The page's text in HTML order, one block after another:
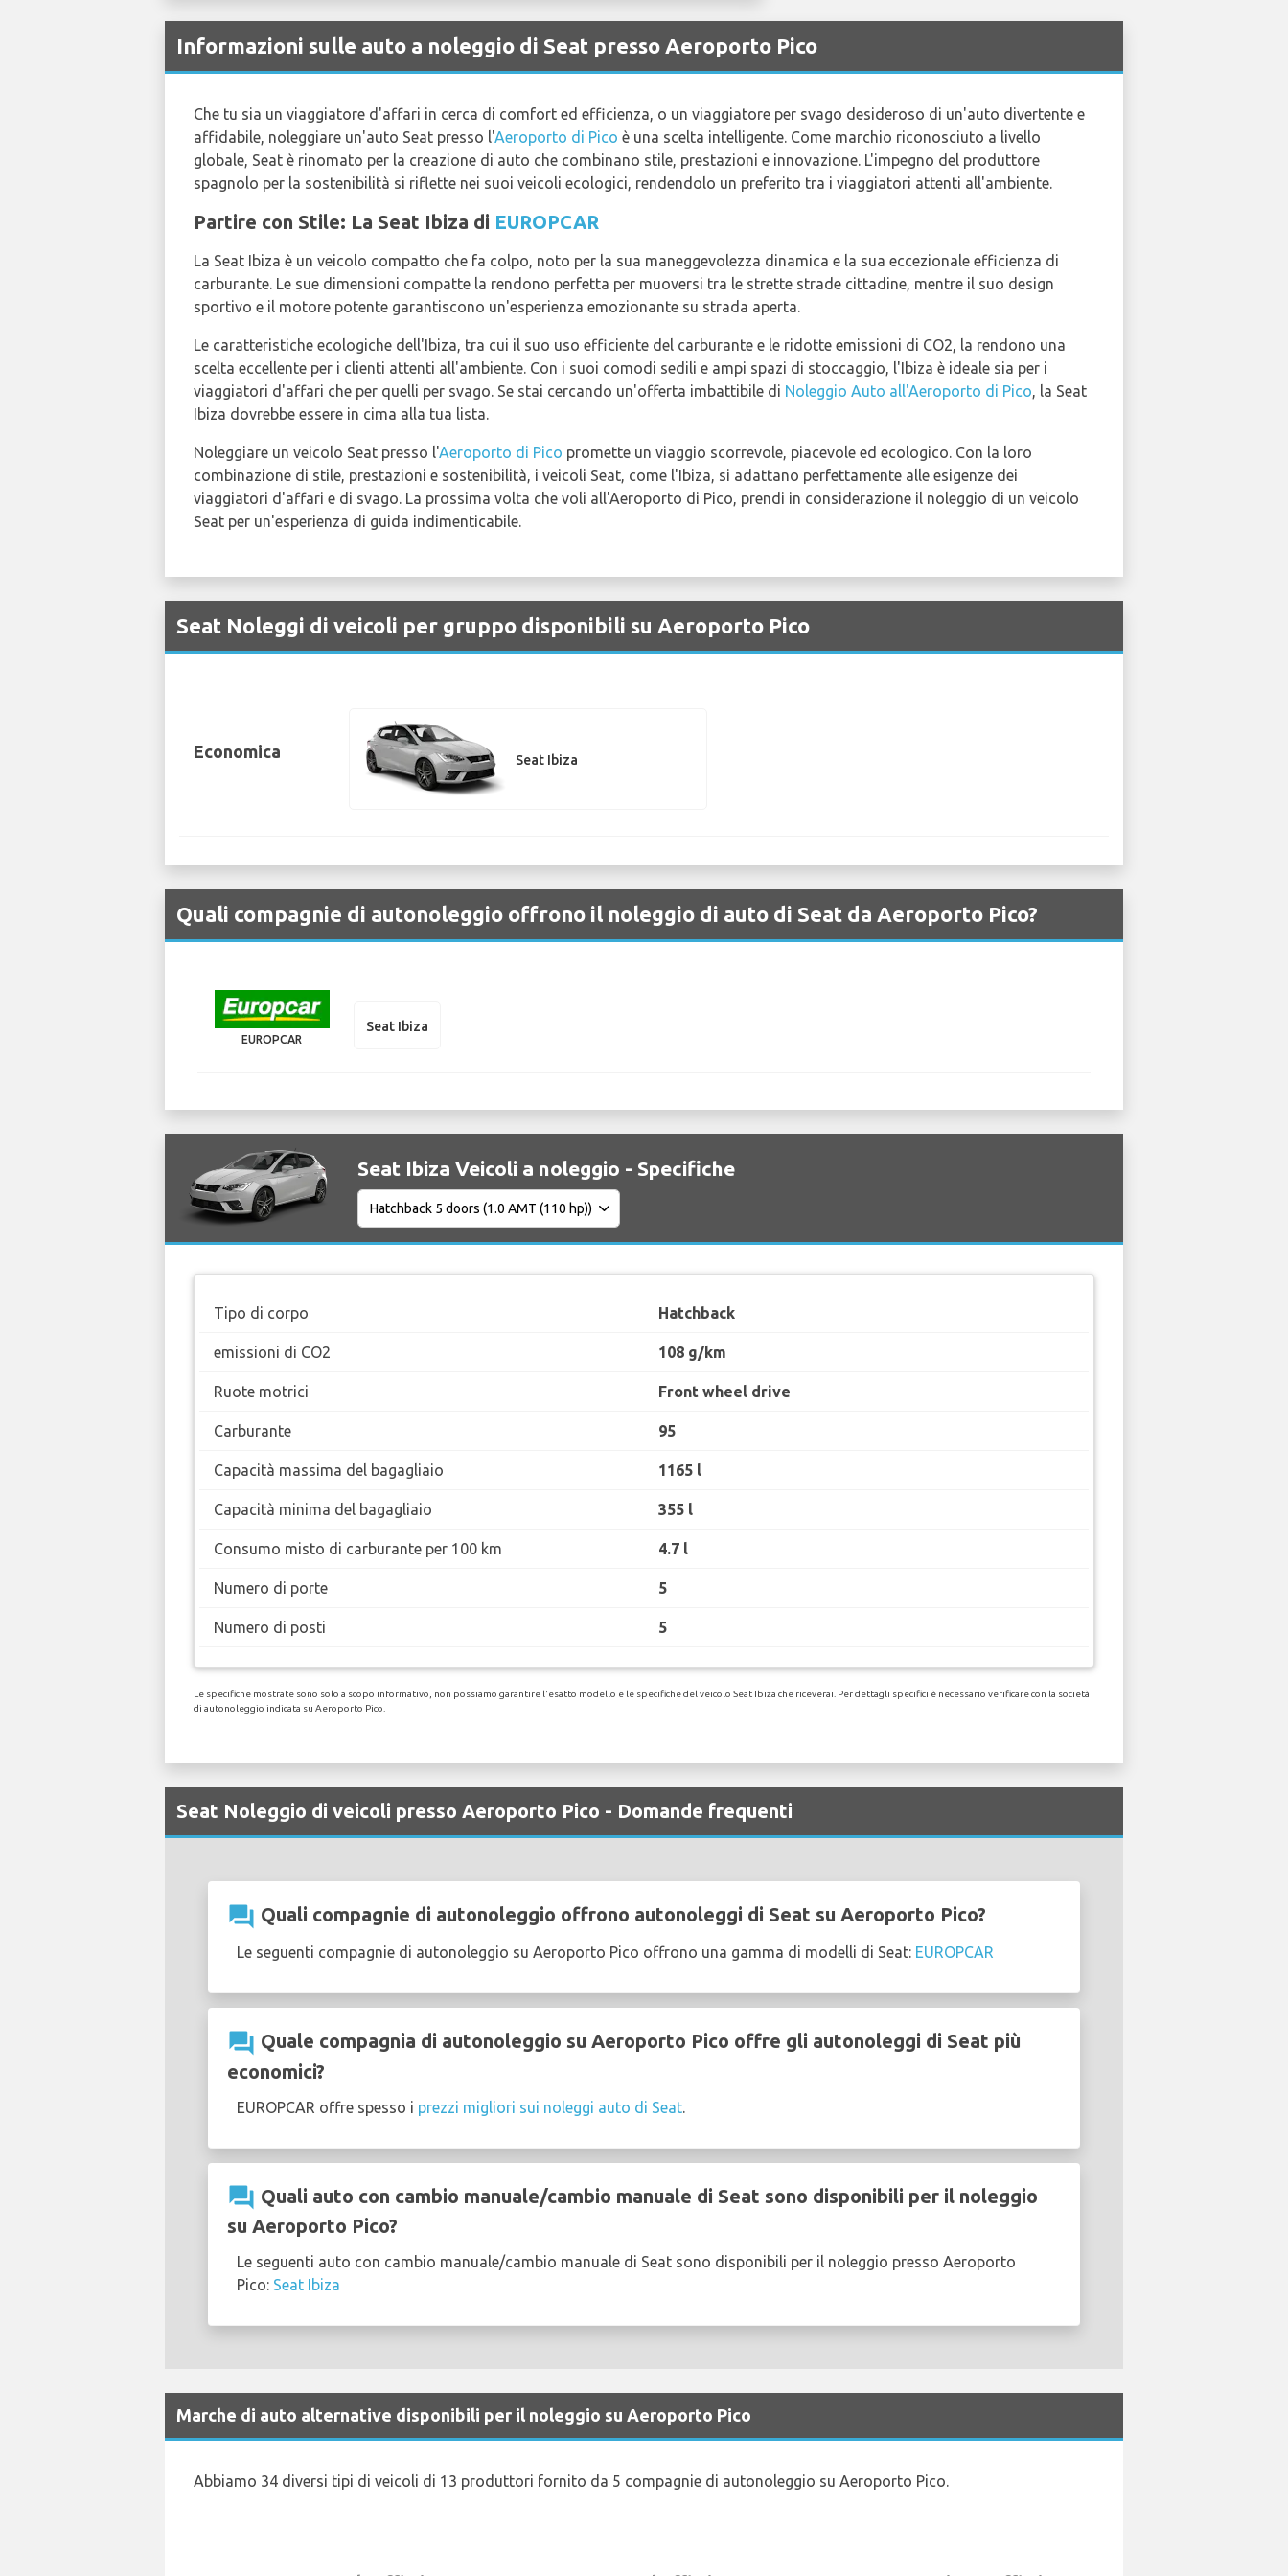
Informazioni sulle auto a noleggio di Seat presso Aeroporto Pico
Che tu sia un viaggiatore d'affari in cerca di comfort ed efficienza, o un viaggiatore per svago desideroso di un'auto divertente e
affidabile, noleggiare un'auto Seat presso l'Aeroporto di Pico è una scelta intelligente. Come marchio riconosciuto a livello
globale, Seat è rinomato per la creazione di auto che combinano stile, prestazioni e innovazione. L'impegno del produttore
spagnolo per la sostenibilità si riflette nei suoi veicoli ecologici, rendendolo un preferito tra i viaggiatori attenti all'ambiente.
Partire con Stile: La Seat Ibiza di EUROPCAR
La Seat Ibiza è un veicolo compatto che fa colpo, noto per la sua maneggevolezza dinamica e la sua eccezionale efficienza di
carburante. Le sue dimensioni compatte la rendono perfetta per muoversi tra le strette strade cittadine, mentre il suo design
sportivo e il motore potente garantiscono un'esperienza emozionante su strada aperta.
Le caratteristiche ecologiche dell'Ibiza, tra cui il suo uso efficiente del carburante e le ridotte emissioni di CO2, la rendono una
scelta eccellente per i clienti attenti all'ambiente. Con i suoi comodi sedili e ampi spazi di stoccaggio, l'Ibiza è ideale sia per i
viaggiatori d'affari che per quelli per svago. Se stai cercando un'offerta imbattibile di Noleggio Auto all'Aeroporto di Pico, la Seat
Ibiza dovrebbe essere in cima alla tua lista.
Noleggiare un veicolo Seat presso l'Aeroporto di Pico promette un viaggio scorrevole, piacevole ed ecologico. Con la loro
combinazione di stile, prestazioni e sostenibilità, i veicoli Seat, come l'Ibiza, si adattano perfettamente alle esigenze dei
viaggiatori d'affari e di svago. La prossima volta che voli all'Aeroporto di Pico, prendi in considerazione il noleggio di un veicolo
Seat per un'esperienza di guida indimenticabile.
Seat Noleggi di veicoli per gruppo disponibili su Aeroporto Pico
Economica Seat Ibiza
Quali compagnie di autonoleggio offrono il noleggio di auto di Seat da Aeroporto Pico?
EUROPCAR
Seat Ibiza
Seat Ibiza Veicoli a noleggio - Specifiche
Tipo di corpo Hatchback
emissioni di CO2 108 g/km
Ruote motrici Front wheel drive
Carburante 95
Capacità massima del bagagliaio 1165 l
Capacità minima del bagagliaio 355 l
Consumo misto di carburante per 100 km 4.7 l
Numero di porte 5
Numero di posti 5
Le specifiche mostrate sono solo a scopo informativo, non possiamo garantire l'esatto modello e le specifiche del veicolo Seat Ibiza che riceverai. Per dettagli specifici è necessario verificare con la società
di autonoleggio indicata su Aeroporto Pico.
Seat Noleggio di veicoli presso Aeroporto Pico - Domande frequenti
question_answer Quali compagnie di autonoleggio offrono autonoleggi di Seat su Aeroporto Pico?
Le seguenti compagnie di autonoleggio su Aeroporto Pico offrono una gamma di modelli di Seat: EUROPCAR
question_answer Quale compagnia di autonoleggio su Aeroporto Pico offre gli autonoleggi di Seat più
economici?
EUROPCAR offre spesso i prezzi migliori sui noleggi auto di Seat.
question_answer Quali auto con cambio manuale/cambio manuale di Seat sono disponibili per il noleggio
su Aeroporto Pico?
Le seguenti auto con cambio manuale/cambio manuale di Seat sono disponibili per il noleggio presso Aeroporto
Pico: Seat Ibiza
Marche di auto alternative disponibili per il noleggio su Aeroporto Pico
Abbiamo 34 diversi tipi di veicoli di 13 produttori fornito da 5 compagnie di autonoleggio su Aeroporto Pico.